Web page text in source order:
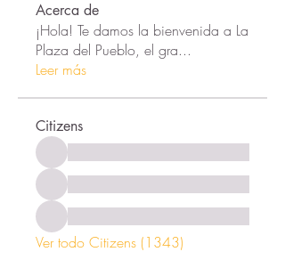
Acerca de
¡Hola! Te damos la bienvenida a La
Plaza del Pueblo, el gra...
Leer más
Citizens
Ver todo Citizens (1343)